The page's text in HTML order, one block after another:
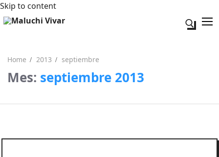
Skip to content
Search for:
Acerca de mi
Home 2013 septiembre
Mes: septiembre 2013